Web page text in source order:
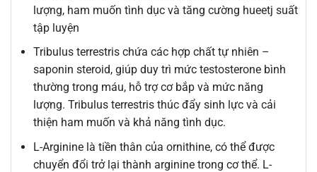
lượng, ham muốn tình dục và tăng cường hueetj suất
tập luyện
Tribulus terrestris chứa các hợp chất tự nhiên –
saponin steroid, giúp duy trì mức testosterone bình
thường trong máu, hỗ trợ cơ bắp và mức năng
lượng. Tribulus terrestris thúc đẩy sinh lực và cải
thiện ham muốn và khả năng tình dục.
L-Arginine là tiền thân của ornithine, có thể được
chuyển đổi trở lại thành arginine trong cơ thể. L-